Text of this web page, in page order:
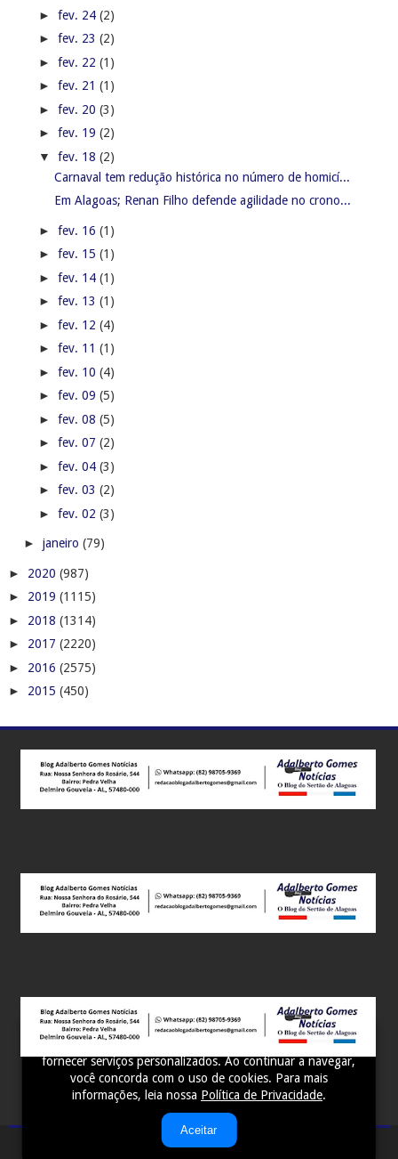
Este site utiliza cookies para melhorar sua experiência e
fornecer serviços personalizados. Ao continuar a navegar,
você concorda com o uso de cookies. Para mais
informações, leia nossa Política de Privacidade.
Aceitar
► fev. 24 (2)
► fev. 23 (2)
► fev. 22 (1)
► fev. 21 (1)
► fev. 20 (3)
► fev. 19 (2)
▼ fev. 18 (2)
Carnaval tem redução histórica no número de homicí...
Em Alagoas; Renan Filho defende agilidade no crono...
► fev. 16 (1)
► fev. 15 (1)
► fev. 14 (1)
► fev. 13 (1)
► fev. 12 (4)
► fev. 11 (1)
► fev. 10 (4)
► fev. 09 (5)
► fev. 08 (5)
► fev. 07 (2)
► fev. 04 (3)
► fev. 03 (2)
► fev. 02 (3)
► janeiro (79)
► 2020 (987)
► 2019 (1115)
► 2018 (1314)
► 2017 (2220)
► 2016 (2575)
► 2015 (450)